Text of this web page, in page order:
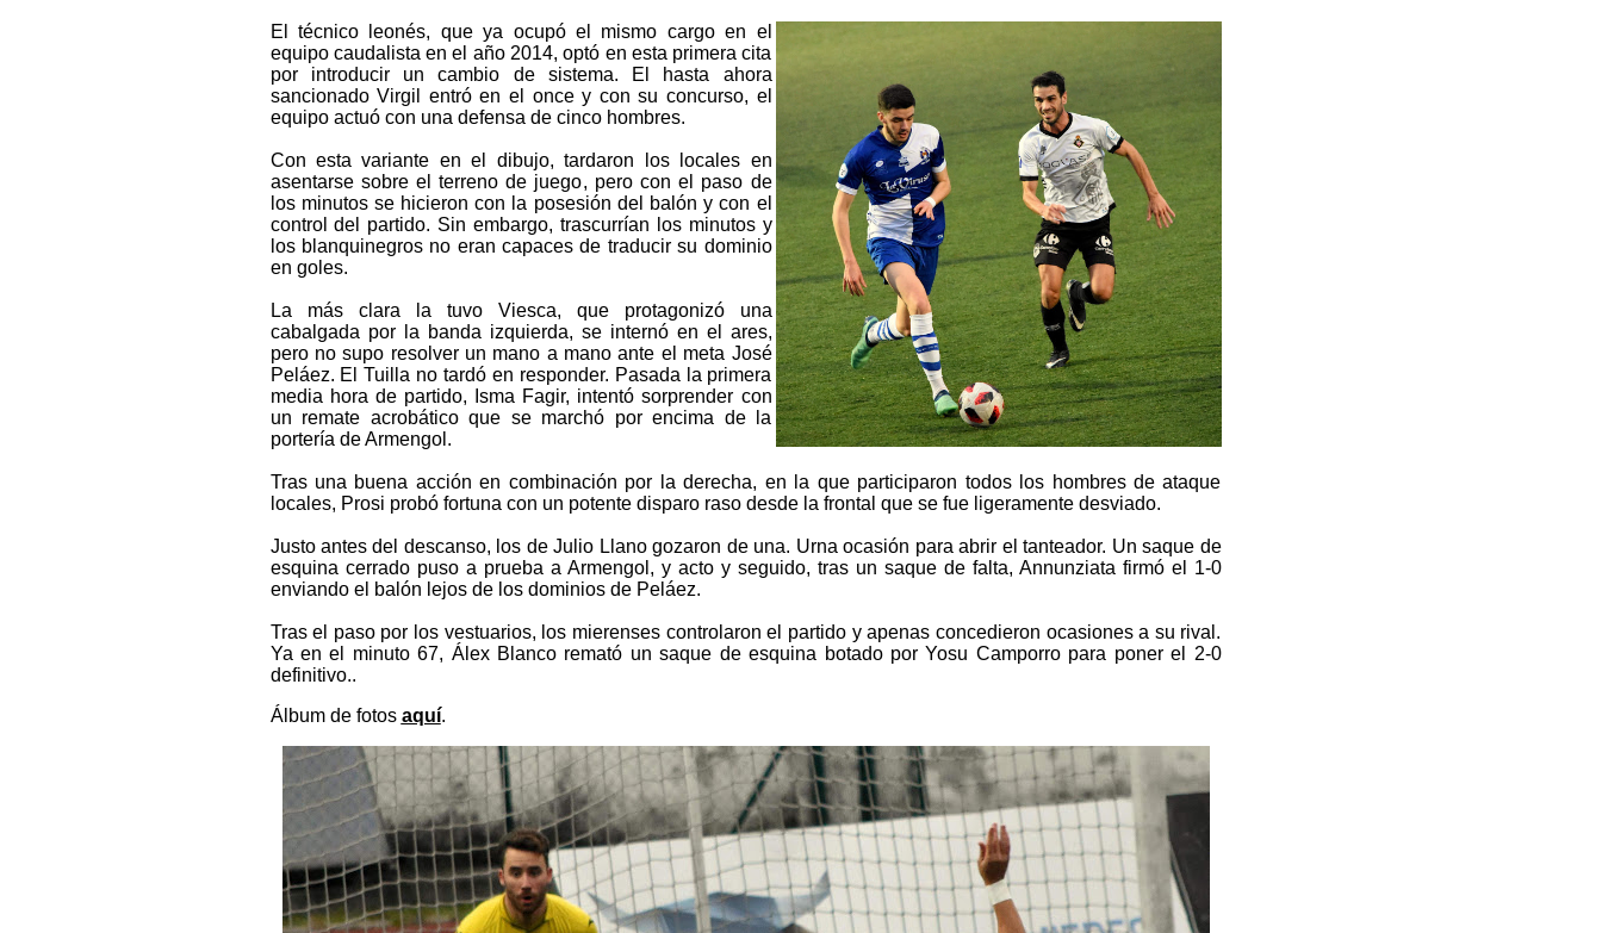
El técnico leonés, que ya ocupó el mismo cargo en el
equipo caudalista en el año 2014, optó en esta primera cita
por introducir un cambio de sistema. El hasta ahora
sancionado Virgil entró en el once y con su concurso, el
equipo actuó con una defensa de cinco hombres.
Con esta variante en el dibujo, tardaron los locales en
asentarse sobre el terreno de juego, pero con el paso de
los minutos se hicieron con la posesión del balón y con el
control del partido. Sin embargo, trascurrían los minutos y
los blanquinegros no eran capaces de traducir su dominio
en goles.
La más clara la tuvo Viesca, que protagonizó una
cabalgada por la banda izquierda, se internó en el ares,
pero no supo resolver un mano a mano ante el meta José
Peláez. El Tuilla no tardó en responder. Pasada la primera
media hora de partido, Isma Fagir, intentó sorprender con
un remate acrobático que se marchó por encima de la
portería de Armengol.
Tras una buena acción en combinación por la derecha, en la que participaron todos los hombres de ataque
locales, Prosi probó fortuna con un potente disparo raso desde la frontal que se fue ligeramente desviado.
Justo antes del descanso, los de Julio Llano gozaron de una. Urna ocasión para abrir el tanteador. Un saque de
esquina cerrado puso a prueba a Armengol, y acto y seguido, tras un saque de falta, Annunziata firmó el 1-0
enviando el balón lejos de los dominios de Peláez.
Tras el paso por los vestuarios, los mierenses controlaron el partido y apenas concedieron ocasiones a su rival.
Ya en el minuto 67, Álex Blanco remató un saque de esquina botado por Yosu Camporro para poner el 2-0
definitivo..
Álbum de fotos aquí.